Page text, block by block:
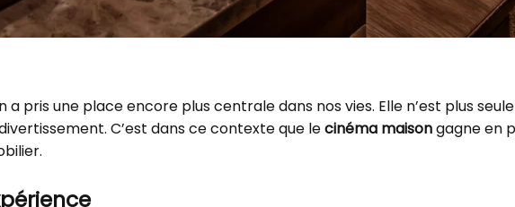
a pris une place encore plus centrale dans nos vies. Elle n’est plus
C’est dans ce contexte que lecinéma maisongagne en